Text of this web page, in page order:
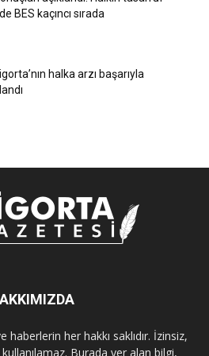
BES kaçıncı sırada
halka arzı başarıyla
haberlerin her hakkı saklıdır. İzinsiz,
Burada yer alan bilgi,